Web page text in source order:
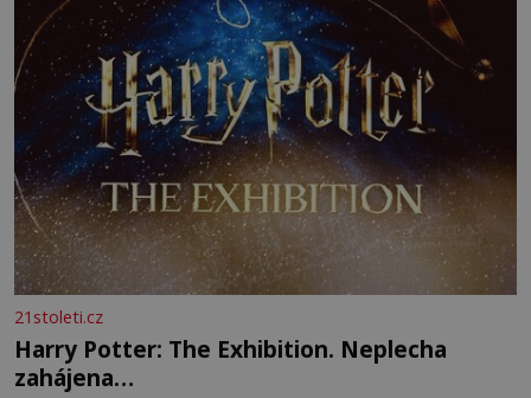
21stoleti.cz
Harry Potter: The Exhibition. Neplecha
zahájena…